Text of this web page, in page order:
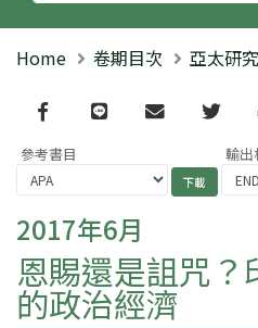
Home 卷期目次 亞太研
Facebook
line email
參考書目 輸出
2017年6月
恩賜還是詛咒？
的政治經濟